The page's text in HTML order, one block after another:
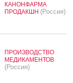
КАНОНФАРМА
ПРОДАКШН (Россия)
ПРОИЗВОДСТВО
МЕДИКАМЕНТОВ
(Россия)